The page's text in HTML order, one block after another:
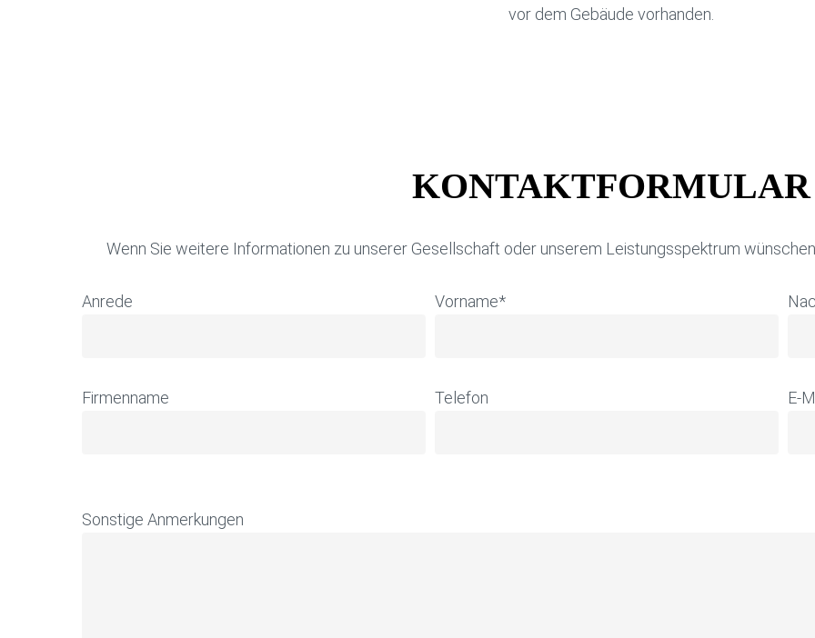
vor dem Gebäude vorhanden.
KONTAKTFORMULAR
Wenn Sie weitere Informationen zu unserer Gesellschaft oder unserem Leistungsspektrum
Anrede Vorname*
Firmenname Telefon E-
Sonstige Anmerkungen